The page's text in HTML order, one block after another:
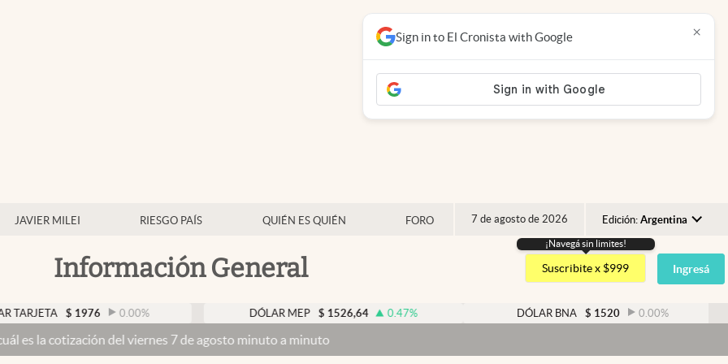
JAVIER MILEI RIESGO PAÍS QUIÉN ES QUIÉN FORO 7 de agosto de 2026 Edición: Argentina
Argentina
España
USA
Información General
¡Navegá sin limites!
Suscribite x $999 Ingresá
$ 1976 0.00% DÓLAR MEP $ 1526,64 0.47% DÓLAR BNA $ 1520 0.00%
del viernes 7 de agosto minuto a minuto
Sign in to El Cronista with Google ×